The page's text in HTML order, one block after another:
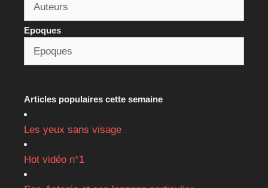
Epoques
Articles populaires cette semaine
Les yeux sans visage
Hot vidéo n°1